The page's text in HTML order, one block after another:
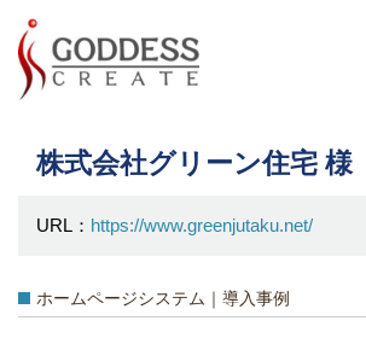
株式会社グリーン住宅 様
URL： https://www.greenjutaku.net/
ホームページシステム｜導入事例